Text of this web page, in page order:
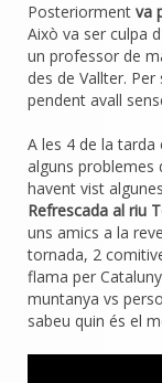
Posteriorment va
Això va ser culpa
un professor de
des de Vallter.
pendent avall
A les 4 de la
alguns problemes
havent vist
Refrescada al riu
uns amics a la
tornada, 2
flama per
muntanya vs
sabeu quin és el